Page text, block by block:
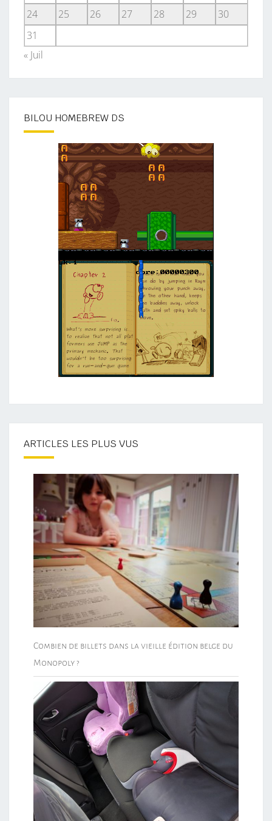
24
25 26 27 28 29
30
31
« Juil
BILOU HOMEBREW DS
ARTICLES LES PLUS VUS
Combien de billets dans la vieille édition belge du
Monopoly ?